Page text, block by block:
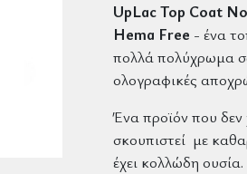
UpLac Top Coat
Hema Free - ένα
πολλά πολύχρωμα
ολογραφικές
Ένα προϊόν που δεν
σκουπιστεί με
έχει κολλώδη ουσία.